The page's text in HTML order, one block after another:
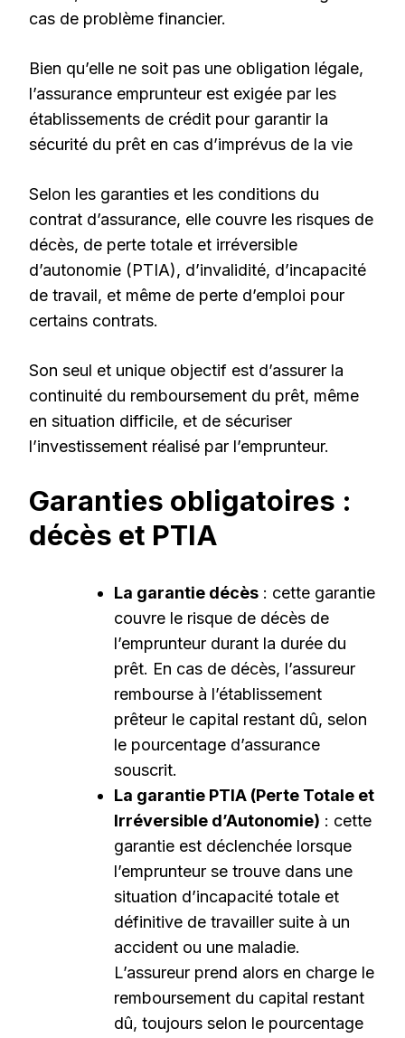
cas de problème financier.
Bien qu’elle ne soit pas une obligation légale,
l’assurance emprunteur est exigée par les
établissements de crédit pour garantir la
sécurité du prêt en cas d’imprévus de la vie
Selon les garanties et les conditions du
contrat d’assurance, elle couvre les risques de
décès, de perte totale et irréversible
d’autonomie (PTIA), d’invalidité, d’incapacité
de travail, et même de perte d’emploi pour
certains contrats.
Son seul et unique objectif est d’assurer la
continuité du remboursement du prêt, même
en situation difficile, et de sécuriser
l’investissement réalisé par l’emprunteur.
Garanties obligatoires :
décès et PTIA
La garantie décès : cette garantie
couvre le risque de décès de
l’emprunteur durant la durée du
prêt. En cas de décès, l’assureur
rembourse à l’établissement
prêteur le capital restant dû, selon
le pourcentage d’assurance
souscrit.
La garantie PTIA (Perte Totale et
Irréversible d’Autonomie) : cette
garantie est déclenchée lorsque
l’emprunteur se trouve dans une
situation d’incapacité totale et
définitive de travailler suite à un
accident ou une maladie.
L’assureur prend alors en charge le
remboursement du capital restant
dû, toujours selon le pourcentage